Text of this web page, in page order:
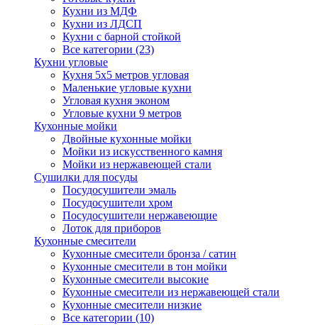
Кухни из МДФ
Кухни из ЛДСП
Кухни с барной стойкой
Все категории (23)
Кухни угловые
Кухня 5х5 метров угловая
Маленькие угловые кухни
Угловая кухня эконом
Угловые кухни 9 метров
Кухонные мойки
Двойные кухонные мойки
Мойки из искусственного камня
Мойки из нержавеющей стали
Сушилки для посуды
Посудосушители эмаль
Посудосушители хром
Посудосушители нержавеющие
Лоток для приборов
Кухонные смесители
Кухонные смесители бронза / сатин
Кухонные смесители в тон мойки
Кухонные смесители высокие
Кухонные смесители из нержавеющей стали
Кухонные смесители низкие
Все категории (10)